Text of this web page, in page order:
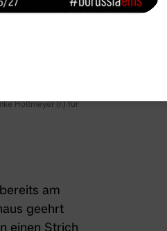
Holtmeyer (r.) für
am
geehrt
einen Strich